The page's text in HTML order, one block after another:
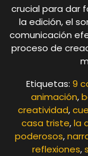
crucial para dar
la edición, el
comunicación
proceso de
Etiquetas: 9
animación,
creatividad,
casa triste,la
poderosos,
reflexiones,